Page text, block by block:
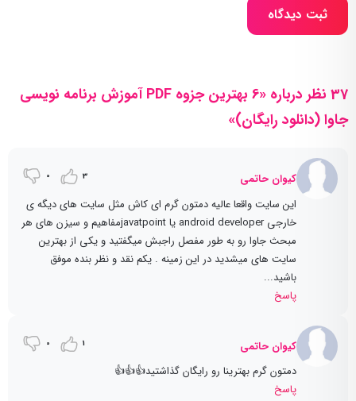
ثبت دیدگاه
37 نظر درباره «6 بهترین جزوه PDF آموزش برنامه نویسی
جاوا (دانلود رایگان)»
کیوان حاتمی 3
0
این سایت واقعا عالیه دمتون گرم ای کاش مثل سایت های دیگه ی
خارجی android developer یا javatpointمفاهیم و سیزن های هر
مبحث جاوا رو به طور مفصل راجبش میگفتید و یکی از بهترین
سایت های میشدید در این زمینه . یکم نقد و نظر بنده موفق
باشید...
پاسخ
کیوان حاتمی 1
0
دمتون گرم بهترینا رو رایگان گذاشتید👍👍👍
پاسخ